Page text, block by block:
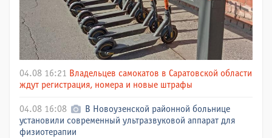
04.08 16:21 Владельцев самокатов в Саратовской области
ждут регистрация, номера и новые штрафы
04.08 16:08
В Новоузенской районной больнице
установили современный ультразвуковой аппарат для
физиотерапии